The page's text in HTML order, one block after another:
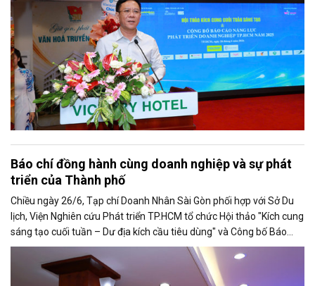
Báo chí đồng hành cùng doanh nghiệp và sự phát
triển của Thành phố
Chiều ngày 26/6, Tạp chí Doanh Nhân Sài Gòn phối hợp với Sở Du
lịch, Viện Nghiên cứu Phát triển TP.HCM tổ chức Hội thảo "Kích cung
sáng tạo cuối tuần – Dư địa kích cầu tiêu dùng" và Công bố Báo
cáo năng lực phát triển doanh nghiệp TP.HCM năm 2025. Trân
trọng giới thiệu phát biểu của ông Trần Trọng Dũng - Phó Chủ tịch
Hội Nhà báo Việt Nam tại Hội thảo.